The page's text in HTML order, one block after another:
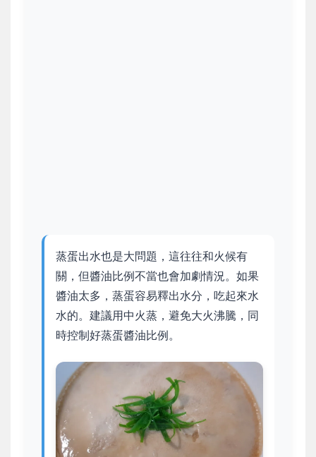
蒸蛋出水也是大問題，這往往和火候有
關，但醬油比例不當也會加劇情況。如果
醬油太多，蒸蛋容易釋出水分，吃起來水
水的。建議用中火蒸，避免大火沸騰，同
時控制好蒸蛋醬油比例。